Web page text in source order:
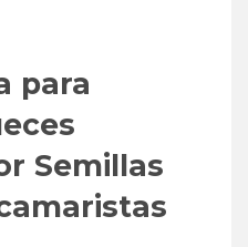
para
Semillas